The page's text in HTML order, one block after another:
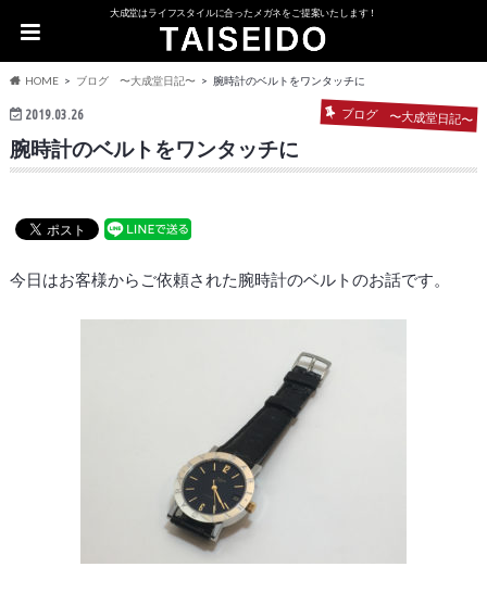
大成堂はライフスタイルに合ったメガネをご提案いたします！
HOME ブログ 〜大成堂日記〜 腕時計のベルトをワンタッチに
2019.03.26 ブログ 〜大成堂日記〜
腕時計のベルトをワンタッチに
今日はお客様からご依頼された腕時計のベルトのお話です。